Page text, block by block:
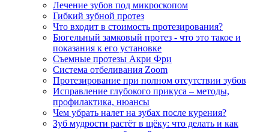
Лечение зубов под микроскопом
Гибкий зубной протез
Что входит в стоимость протезирования?
Бюгельный замковый протез - что это такое и
показания к его установке
Съемные протезы Акри Фри
Система отбеливания Zoom
Протезирование при полном отсутствии зубов
Исправление глубокого прикуса – методы,
профилактика, нюансы
Чем убрать налет на зубах после курения?
Зуб мудрости растёт в щёку: что делать и как